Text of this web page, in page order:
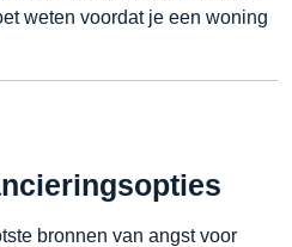
weten voordat je een woning
bronnen van angst voor